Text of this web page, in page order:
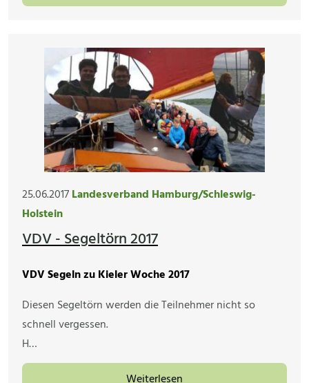
25.06.2017Landesverband Hamburg/Schleswig-
Holstein
VDV - Segeltörn 2017
VDV Segeln zu Kieler Woche 2017
Diesen Segeltörn werden die Teilnehmer nicht so
schnell vergessen.
H…